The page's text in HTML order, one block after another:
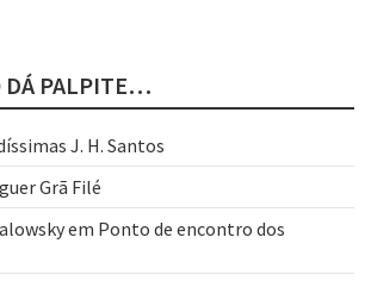
DÁ PALPITE…
J. H. Santos
Grã Filé
em Ponto de encontro dos